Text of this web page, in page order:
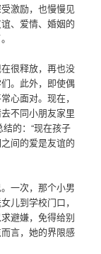
激励，也慢慢见
、爱情、婚姻的
很释放，再也没
。此外，即使偶
心面对。现在，
不同小朋友家里
的：“现在孩子
间的爱是友谊的
一次，那个小男
儿到学校门口，
避嫌，免得给别
言，她的界限感